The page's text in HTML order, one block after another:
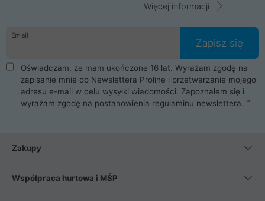
Więcej informacji
Email
Zapisz się
Oświadczam, że mam ukończone 16 lat. Wyrażam zgodę na
zapisanie mnie do Newslettera Proline i przetwarzanie mojego
adresu e-mail w celu wysyłki wiadomości. Zapoznałem się i
wyrażam zgodę na postanowienia regulaminu newslettera.
Zakupy
Współpraca hurtowa i MŚP